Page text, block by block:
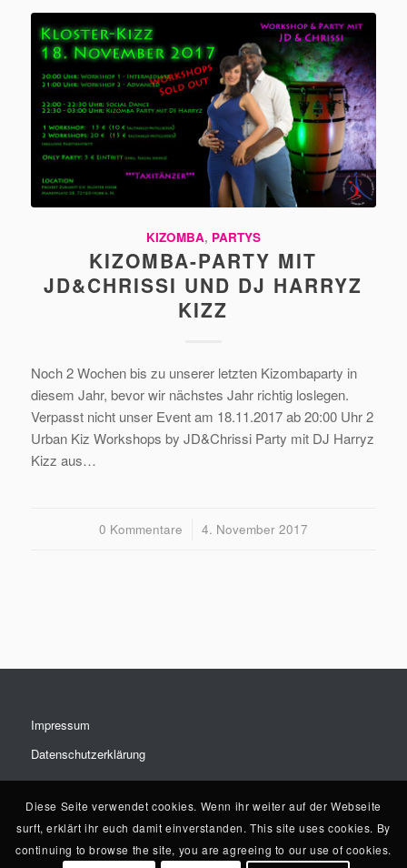
KIZOMBA, PARTYS
KIZOMBA-PARTY MIT
JD&CHRISSI UND DJ HARRYZ
KIZZ
Noch 2 Wochen bis zu unserer letzten Kizombaparty in
diesem Jahr, bevor wir nächstes Jahr richtig loslegen.
Verpasst nicht unser Event am 18.11.2017 ab 20:00 Uhr 2
Urban Kiz Workshops by JD&Chrissi Party mit DJ Harryz
Kizz aus…
0 Kommentare
/ 4. November 2017
Impressum
Datenschutzerklärung
Diese Seite verwendet cookies. Wenn ihr weiter auf der Webseite
surft, erklärt ihr euch damit einverstanden. This site uses cookies. By
continuing to browse the site, you are agreeing to our use of cookies.